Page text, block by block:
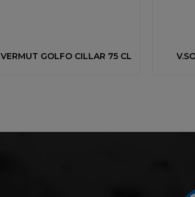
VERMUT GOLFO CILLAR 75 CL